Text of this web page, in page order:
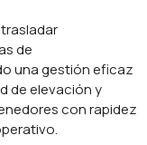
de
una gestión eficaz
de elevación y
con rapidez